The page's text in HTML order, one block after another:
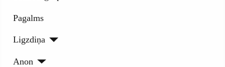
Pagalms
Ligzdiņa
Anon